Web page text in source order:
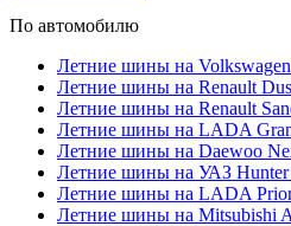
По автомобилю
Летние шины на
Летние шины на Renault
Летние шины на Renault
Летние шины на LADA
Летние шины на Daewoo
Летние шины на УАЗ
Летние шины на LADA
Летние шины на